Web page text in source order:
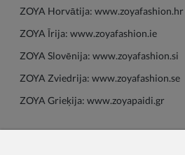
ZOYA Horvātija: www.zoyafashion.hr
ZOYA Īrija: www.zoyafashion.ie
ZOYA Slovēnija: www.zoyafashion.si
ZOYA Zviedrija: www.zoyafashion.se
ZOYA Grieķija: www.zoyapaidi.gr